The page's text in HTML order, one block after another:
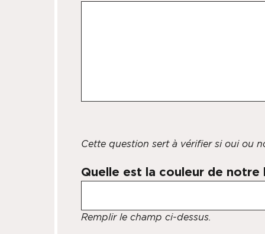
Cette question sert à vérifier si oui ou
Quelle est la couleur de
Remplir le champ ci-dessus.